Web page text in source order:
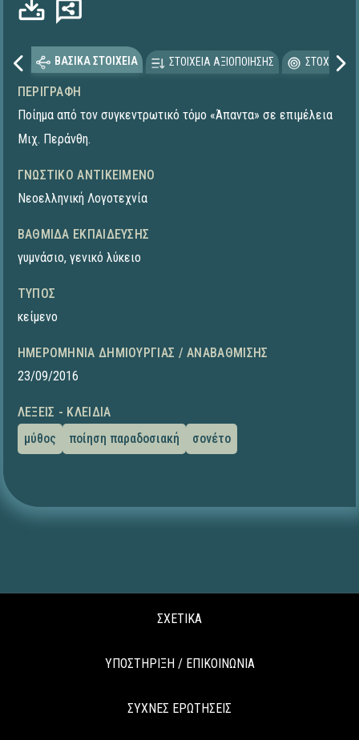
ΒΑΣΙΚΑ ΣΤΟΙΧΕΙΑ ΣΤΟΙΧΕΙΑ ΑΞΙΟΠΟΙΗΣΗΣ
ΠΕΡΙΓΡΑΦΉ
Ποίημα από τον συγκεντρωτικό τόμο «Άπαντα» σε επιμέλεια
Μιχ. Περάνθη.
ΓΝΩΣΤΙΚΌ ΑΝΤΙΚΕΊΜΕΝΟ
Νεοελληνική Λογοτεχνία
ΒΑΘΜΊΔΑ ΕΚΠΑΊΔΕΥΣΗΣ
γυμνάσιο, γενικό λύκειο
ΤΎΠΟΣ
κείμενο
ΗΜΕΡΟΜΗΝΊΑ ΔΗΜΙΟΥΡΓΊΑΣ / ΑΝΑΒΆΘΜΙΣΗΣ
23/09/2016
ΛΈΞΕΙΣ - ΚΛΕΙΔΙΆ
μύθος
ποίηση παραδοσιακή σονέτο
ΣΧΕΤΙΚΑ
ΥΠΟΣΤΗΡΙΞΗ / ΕΠΙΚΟΙΝΩΝΙΑ
ΣΥΧΝΕΣ ΕΡΩΤΗΣΕΙΣ